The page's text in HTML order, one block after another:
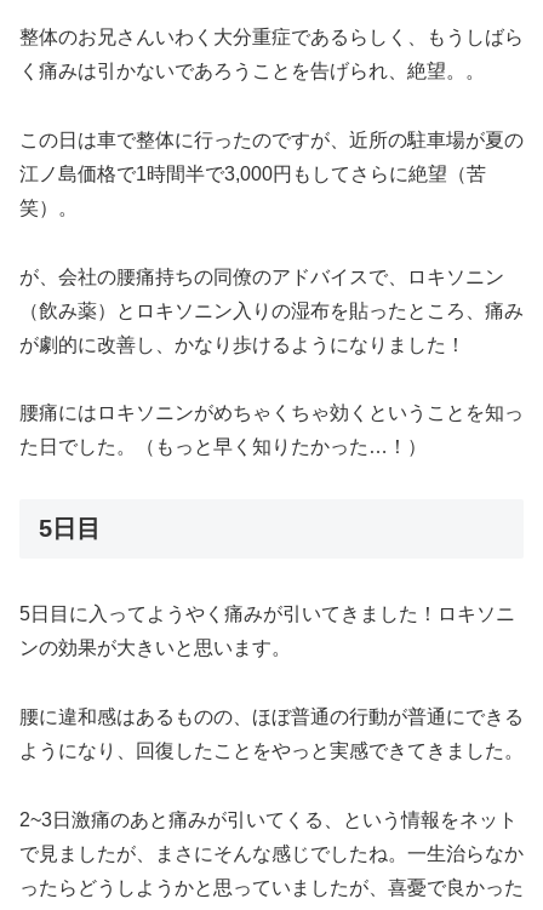
整体のお兄さんいわく大分重症であるらしく、もうしばら
く痛みは引かないであろうことを告げられ、絶望。。
この日は車で整体に行ったのですが、近所の駐車場が夏の
江ノ島価格で1時間半で3,000円もしてさらに絶望（苦
笑）。
が、会社の腰痛持ちの同僚のアドバイスで、ロキソニン
（飲み薬）とロキソニン入りの湿布を貼ったところ、痛み
が劇的に改善し、かなり歩けるようになりました！
腰痛にはロキソニンがめちゃくちゃ効くということを知っ
た日でした。（もっと早く知りたかった…！）
5日目
5日目に入ってようやく痛みが引いてきました！ロキソニ
ンの効果が大きいと思います。
腰に違和感はあるものの、ほぼ普通の行動が普通にできる
ようになり、回復したことをやっと実感できてきました。
2~3日激痛のあと痛みが引いてくる、という情報をネット
で見ましたが、まさにそんな感じでしたね。一生治らなか
ったらどうしようかと思っていましたが、喜憂で良かった